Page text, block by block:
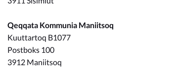
Qeqqata Kommunia Maniitsoq
Kuuttartoq B1077
Postboks 100
3912 Maniitsoq